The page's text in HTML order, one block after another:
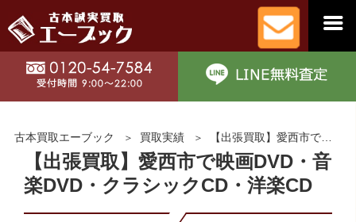
古本買取エーブック 買取実績 【出張買取】愛西市で映画DVD・音楽DVD・クラシックCD・洋楽CD
【出張買取】愛西市で映画DVD・音
楽DVD・クラシックCD・洋楽CD